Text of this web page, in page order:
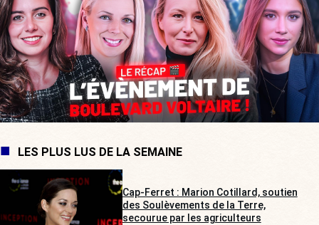
LES PLUS LUS DE LA SEMAINE
Cap-Ferret : Marion Cotillard, soutien
des Soulèvements de la Terre,
secourue par les agriculteurs